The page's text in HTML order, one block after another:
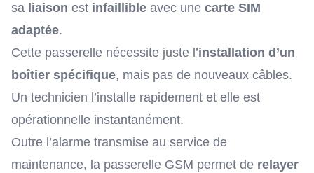
sa liaison est infaillible avec une carte SIM
adaptée.
Cette passerelle nécessite juste l’installation d’un
boîtier spécifique, mais pas de nouveaux câbles.
Un technicien l’installe rapidement et elle est
opérationnelle instantanément.
Outre l’alarme transmise au service de
maintenance, la passerelle GSM permet de relayer